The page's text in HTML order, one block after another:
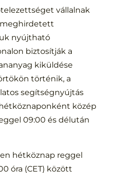
vállalnak
meghirdetett
nyújtható
biztosítják a
kiküldése
történik, a
segítségnyújtás
közép
09:00 és délután
hétköznap reggel
óra (CET) között